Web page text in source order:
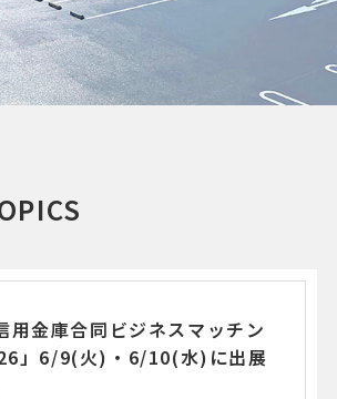
用金庫合同ビジネスマッチン
」6/9(火)・6/10(水)に出展